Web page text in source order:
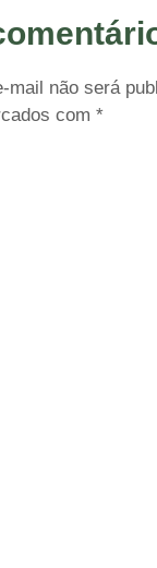
mail não será
com *